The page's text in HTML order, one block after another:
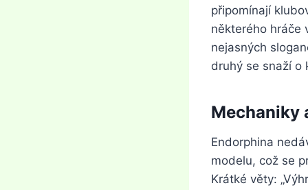
připomínají
některého hráče
nejasných
druhý se snaží o
Mechaniky
Endorphina
modelu, což se
Krátké věty: